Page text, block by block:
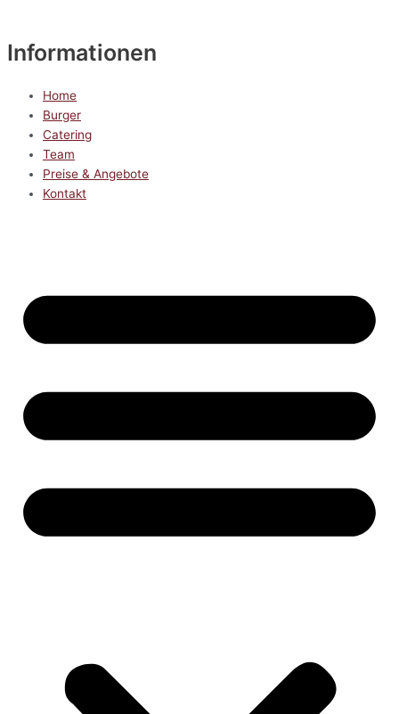
Informationen
Home
Burger
Catering
Team
Preise & Angebote
Kontakt